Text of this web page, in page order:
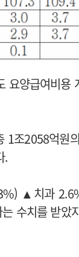
요양급여비용
조2058억원
.
▲치과
수치를 받았